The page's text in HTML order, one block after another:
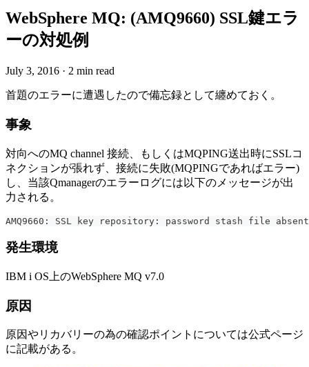
WebSphere MQ: (AMQ9660) SSL鍵エラ
ーの対処例
July 3, 2016 · 2 min read
首題のエラーに遭遇したので備忘録として纏めておく。
事象
対向へのMQ channel 接続、もしくはMQPING送出時にSSLコ
ネクションが張れず、接続に失敗(MQPINGであればエラー)
し、当該Qmanagerのエラーログには以下のメッセージが出
力される。
AMQ9660: SSL key repository: password stash file
発生環境
IBM i OS上のWebSphere MQ v7.0
原因
原因やリカバリーの為の確認ポイントについては公式ページ
に記載がある。